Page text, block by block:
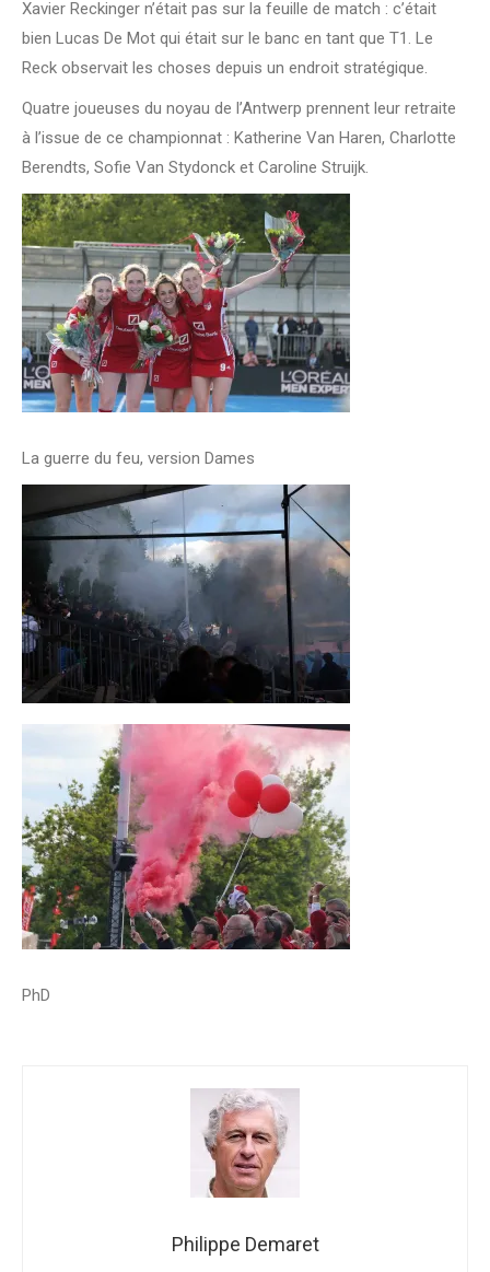
Xavier Reckinger n’était pas sur la feuille de match : c’était
bien Lucas De Mot qui était sur le banc en tant que T1. Le
Reck observait les choses depuis un endroit stratégique.
Quatre joueuses du noyau de l’Antwerp prennent leur retraite
à l’issue de ce championnat : Katherine Van Haren, Charlotte
Berendts, Sofie Van Stydonck et Caroline Struijk.
La guerre du feu, version Dames
PhD
Philippe Demaret